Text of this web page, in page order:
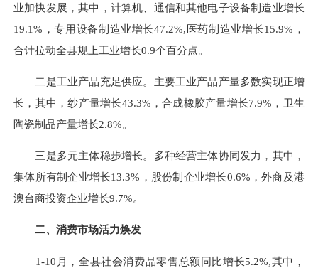
业加快发展，其中，计算机、通信和其他电子设备制造业增长
19.1%，专用设备制造业增长47.2%,医药制造业增长15.9%，
合计拉动全县规上工业增长0.9个百分点。
二是工业产品充足供应。主要工业产品产量多数实现正增
长，其中，纱产量增长43.3%，合成橡胶产量增长7.9%，卫生
陶瓷制品产量增长2.8%。
三是多元主体稳步增长。多种经营主体协同发力，其中，
集体所有制企业增长13.3%，股份制企业增长0.6%，外商及港
澳台商投资企业增长9.7%。
二、消费市场活力焕发
1-10月，全县社会消费品零售总额同比增长5.2%,其中，